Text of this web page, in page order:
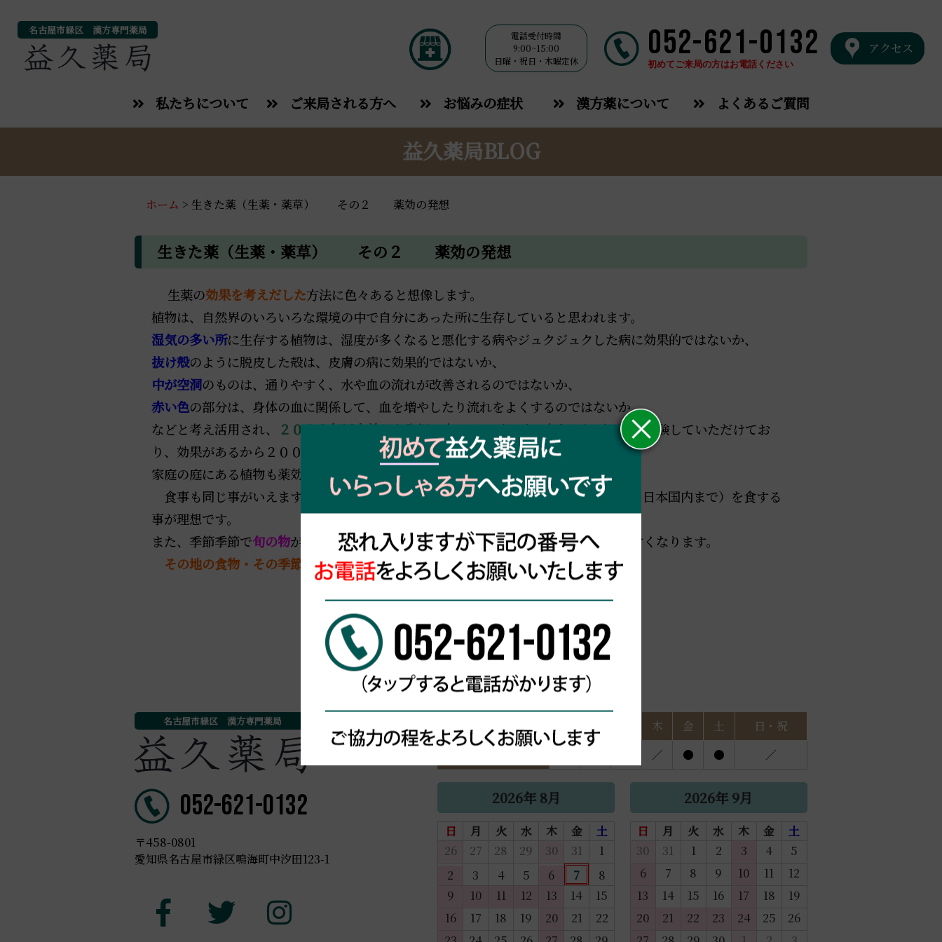
名古屋市緑区 漢方専門薬局
電話受付時間
9:00~15:00
日曜・祝日・木曜定休
052-621-0132
初めてご来局の方はお電話ください
アクセス
私たちについて ご来局される方へ お悩みの症状 漢方薬について よくあるご質問
益久薬局BLOG
ホーム > 生きた薬（生薬・薬草） その２ 薬効の発想
生きた薬（生薬・薬草） その２ 薬効の発想
生薬の効果を考えだした方法に色々あると想像します。
植物は、自然界のいろいろな環境の中で自分にあった所に生存していると思われます。
湿気の多い所に生存する植物は、湿度が多くなると悪化する病やジュクジュクした病に効果的ではないか、
抜け殻のように脱皮した殻は、皮膚の病に効果的ではないか、
中が空洞のものは、通りやすく、水や血の流れが改善されるのではないか、
赤い色の部分は、身体の血に関係して、血を増やしたり流れをよくするのではないか、
などと考え活用され、
２０００年以上前から先祖の方々が、悪い言い方をすれば、人体実験していただけてお
り、効果があるから２０００年も
されてきたのではないでしょうか。
家庭の庭にある植物も薬効があるかも。
食事も同じ事がいえます。自分の住んでいる 地域で育った食物（広い地域で考えても日本国内まで） を食する
事が理想です。
また、季節季節で旬の物があり、それを食すことによって身体もその季節に対応
しやすくなります。
その地の食物・その季節の食物を食して、心体を健康に維持してください。
BLOG一覧に戻る
名古屋市緑区 漢方専門薬局
052-621-0132
〒458-0801
愛知県名古屋市緑区鳴海町中汐田123-1
営業時間 火 木 金 土
日・祝
／ ● ● ／
2026年 8月
日 月 火 水 木 金
土
26
27 28 29 30 31
1
2
3 4 5 6 7
8
9
10 11 12 13 14
15
16
17 18 19 20 21
22
2026年 9月
日 月 火 水 木 金
土
30
31 1 2 3 4
5
6
7 8 9 10 11
12
13
14 15 16 17 18
19
20
21 22 23 24 25
26